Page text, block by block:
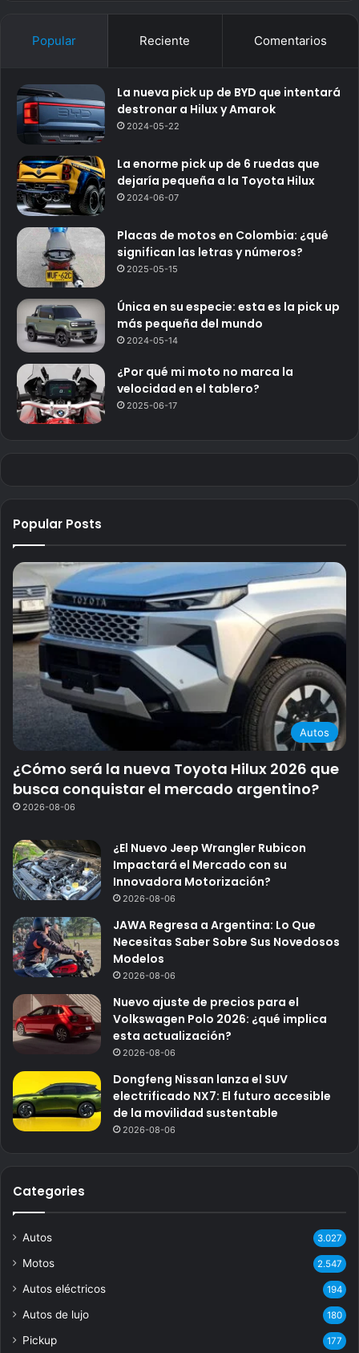
Popular Reciente Comentarios
La nueva pick up de BYD que intentará
destronar a Hilux y Amarok
2024-05-22
La enorme pick up de 6 ruedas que
dejaría pequeña a la Toyota Hilux
2024-06-07
Placas de motos en Colombia: ¿qué
significan las letras y números?
2025-05-15
Única en su especie: esta es la pick up
más pequeña del mundo
2024-05-14
¿Por qué mi moto no marca la
velocidad en el tablero?
2025-06-17
Popular Posts
Autos
¿Cómo será la nueva Toyota Hilux 2026 que
busca conquistar el mercado argentino?
2026-08-06
¿El Nuevo Jeep Wrangler Rubicon
Impactará el Mercado con su
Innovadora Motorización?
2026-08-06
JAWA Regresa a Argentina: Lo Que
Necesitas Saber Sobre Sus Novedosos
Modelos
2026-08-06
Nuevo ajuste de precios para el
Volkswagen Polo 2026: ¿qué implica
esta actualización?
2026-08-06
Dongfeng Nissan lanza el SUV
electrificado NX7: El futuro accesible
de la movilidad sustentable
2026-08-06
Categories
Autos 3.027
Motos 2.547
Autos eléctricos 194
Autos de lujo 180
Pickup 177